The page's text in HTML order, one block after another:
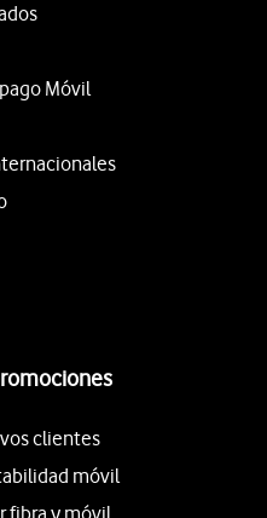
Móvil
clientes
móvil
fibra y móvil